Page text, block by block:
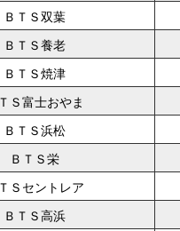
ＢＴＳ双葉
ＢＴＳ養老
ＢＴＳ焼津
Ｓ富士おやま
ＢＴＳ浜松
ＢＴＳ栄
Ｓセントレア
ＢＴＳ高浜